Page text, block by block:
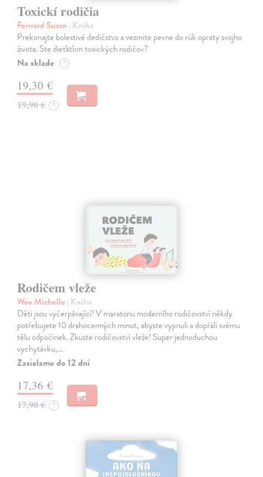
Toxickí rodičia
Forward Susan | Kniha
Prekonajte bolestivé dedičstvo a vezmite pevne do rúk opraty svojho
života. Ste dieťaťom toxických rodičov?
Na sklade ?
19,30 €
19,90 € ?
Rodičem vleže
Woo Michelle | Kniha
Děti jsou vyčerpávající! V maratonu moderního rodičovství někdy
potřebujete 10 drahocenných minut, abyste vypnuli a dopřáli svému
tělu odpočinek. Zkuste rodičovství vleže! Super jednoduchou
vychytávku,…
Zasielame do 12 dní
17,36 €
17,90 € ?